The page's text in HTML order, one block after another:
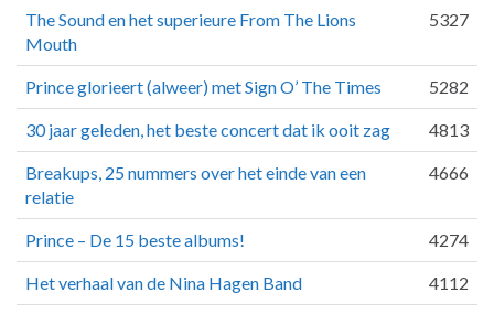
The Sound en het superieure From The Lions
Mouth
5327
Prince glorieert (alweer) met Sign O’ The Times 5282
30 jaar geleden, het beste concert dat ik ooit zag 4813
Breakups, 25 nummers over het einde van een
relatie
4666
Prince – De 15 beste albums! 4274
Het verhaal van de Nina Hagen Band 4112